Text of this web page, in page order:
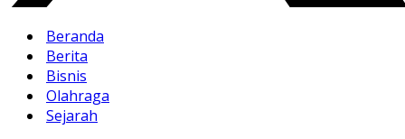
Beranda
Berita
Bisnis
Olahraga
Sejarah